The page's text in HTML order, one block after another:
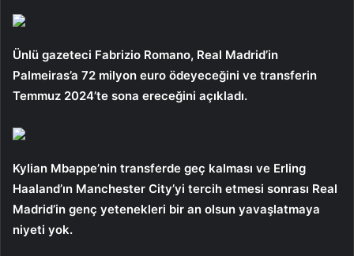
Ünlü gazeteci Fabrizio Romano, Real Madrid’in
Palmeiras’a 72 milyon euro ödeyeceğini ve transferin
Temmuz 2024’te sona ereceğini açıkladı.
Kylian Mbappe’nin transferde geç kalması ve Erling
Haaland’ın Manchester City’yi tercih etmesi sonrası Real
Madrid’in genç yetenekleri bir an olsun yavaşlatmaya
niyeti yok.